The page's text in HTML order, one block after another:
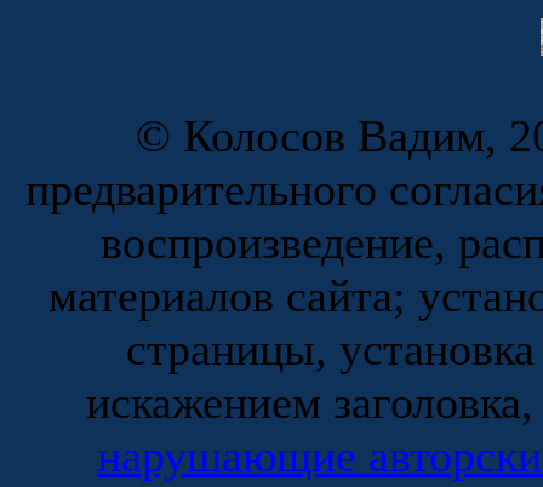
© Колосов Вадим,
предварительного
воспроизведение,
материалов сайта;
страницы,
искажением
нарушающие